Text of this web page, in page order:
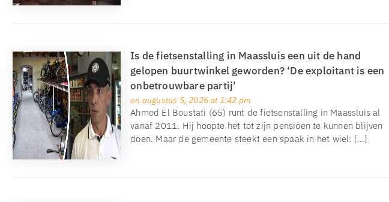
Is de fietsenstalling in Maassluis een uit de hand
gelopen buurtwinkel geworden? ‘De exploitant is een
onbetrouwbare partij’
on augustus 5, 2026 at 1:42 pm
Ahmed El Boustati (65) runt de fietsenstalling in Maassluis al
vanaf 2011. Hij hoopte het tot zijn pensioen te kunnen blijven
doen. Maar de gemeente steekt een spaak in het wiel: […]